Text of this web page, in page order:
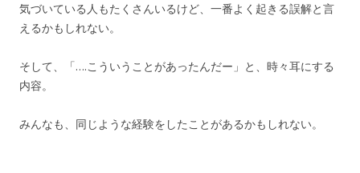
気づいている人もたくさんいるけど、一番よく起きる誤解と言
えるかもしれない。
そして、「….こういうことがあったんだー」と、時々耳にする
内容。
みんなも、同じような経験をしたことがあるかもしれない。